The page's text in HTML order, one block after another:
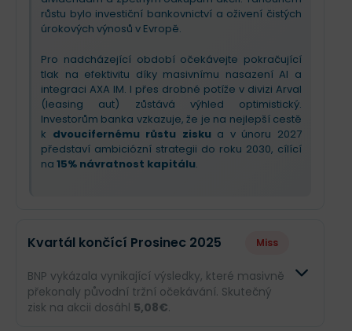
růstu bylo investiční bankovnictví a oživení čistých
úrokových výnosů v Evropě.
Pro nadcházející období očekávejte pokračující
tlak na efektivitu díky masivnímu nasazení AI a
integraci AXA IM. I přes drobné potíže v divizi Arval
(leasing aut) zůstává výhled optimistický.
Investorům banka vzkazuje, že je na nejlepší cestě
k dvoucifernému růstu zisku a v únoru 2027
představí ambiciózní strategii do roku 2030, cílící
na 15% návratnost kapitálu.
Kvartál končící Prosinec 2025 Miss
BNP vykázala vynikající výsledky, které masivně
překonaly původní tržní očekávání. Skutečný
zisk na akcii dosáhl 5,08€.